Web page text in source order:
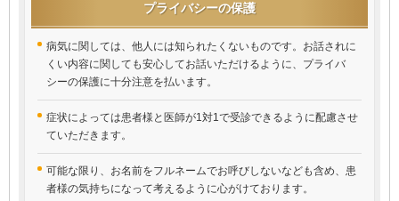
プライバシーの保護
病気に関しては、他人には知られたくないものです。お話されに
くい内容に関しても安心してお話いただけるように、プライバ
シーの保護に十分注意を払います。
症状によっては患者様と医師が1対1で受診できるように配慮させ
ていただきます。
可能な限り、お名前をフルネームでお呼びしないなども含め、患
者様の気持ちになって考えるように心がけております。